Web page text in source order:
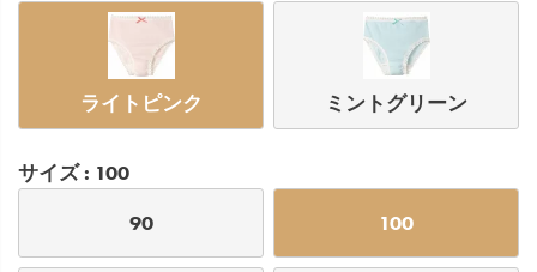
ライトピンク ミントグリーン
サイズ 100
90 100